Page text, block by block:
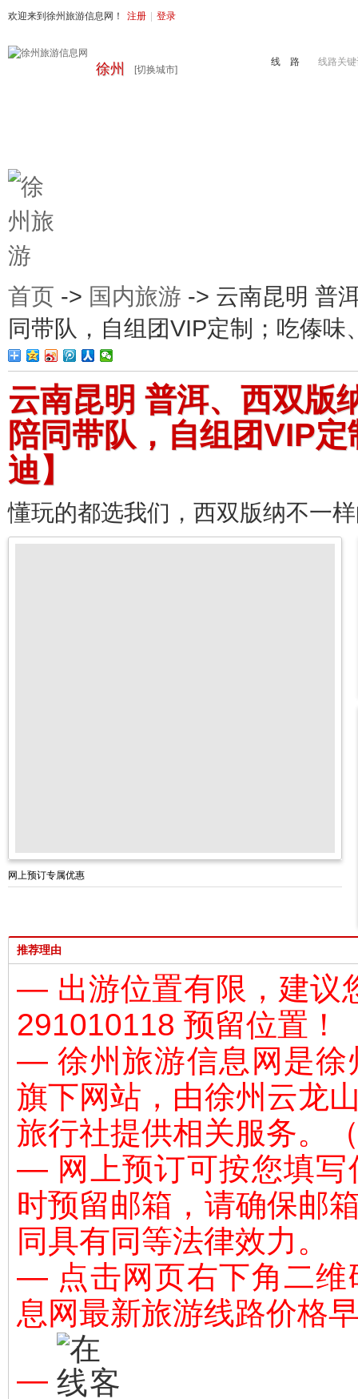
欢迎来到徐州旅游信息网！ 注册 登录
徐州 [切换城市]
线路关
线 路
首页 -> 国内旅游 -> 云南昆明 普
同带队，自组团VIP定制；吃傣味
云南昆明 普洱、西双版
陪同带队，自组团VIP
迪】
懂玩的都选我们，西双版纳不一
网上预订专属优惠
推荐理由
— 出游位置有限，建议
291010118 预留位置！
— 徐州旅游信息网是徐
旗下网站，由徐州云龙
旅行社提供相关服务。
— 网上预订可按您填写
时预留邮箱，请确保邮
同具有同等法律效力。
— 点击网页右下角二维
息网最新旅游线路价格
—